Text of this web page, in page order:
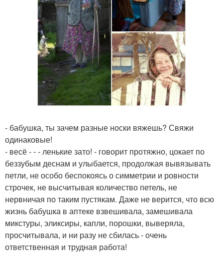
- бабушка, ты зачем разные носки вяжешь? Свяжи
одинаковые!
- весё - - - ленькие зато! - говорит протяжно, цокает по
беззубым деснам и улыбается, продолжая вывязывать
петли, не особо беспокоясь о симметрии и ровности
строчек, не высчитывая количество петель, не
нервничая по таким пустякам. Даже не верится, что всю
жизнь бабушка в аптеке взвешивала, замешивала
микстуры, эликсиры, капли, порошки, выверяла,
просчитывала, и ни разу не сбилась - очень
ответственная и трудная работа!